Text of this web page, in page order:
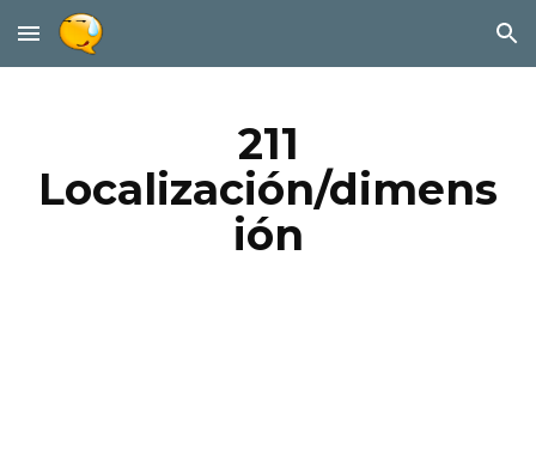
Skip to main content Skip to navigation
211
Localización/dimens
ión